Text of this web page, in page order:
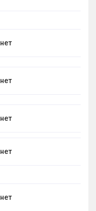
нет
нет
нет
нет
нет